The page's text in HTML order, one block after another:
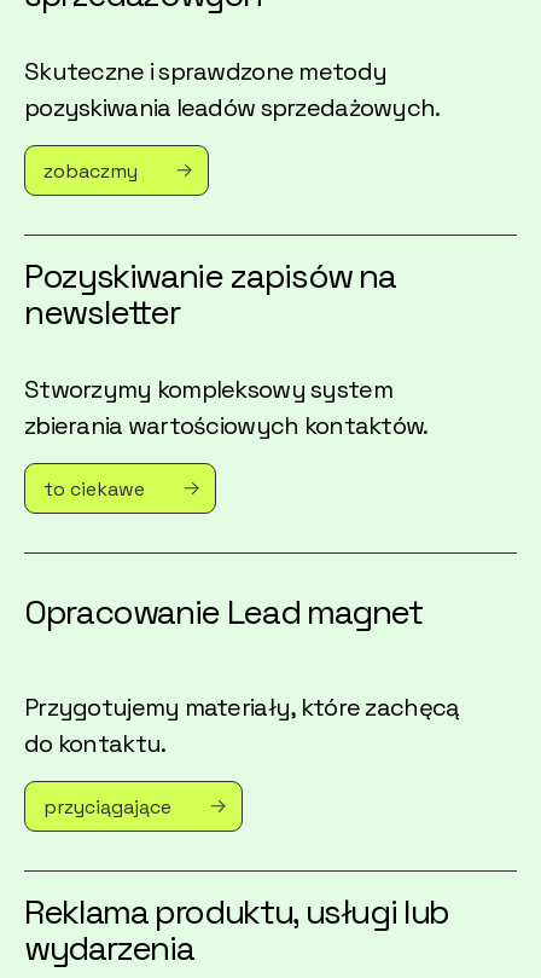
Skuteczne i sprawdzone metody
pozyskiwania leadów sprzedażowych.
zobaczmy
Pozyskiwanie zapisów na
newsletter
Stworzymy kompleksowy system
zbierania wartościowych kontaktów.
to ciekawe
Opracowanie Lead magnet
Przygotujemy materiały, które zachęcą
do kontaktu.
przyciągające
Reklama produktu, usługi lub
wydarzenia